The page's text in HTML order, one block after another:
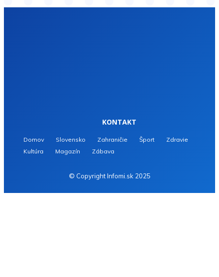
KONTAKT
Domov Slovensko Zahraničie Šport
Zdravie
Kultúra
Magazín Zábava
© Copyright Infomi.sk 2025